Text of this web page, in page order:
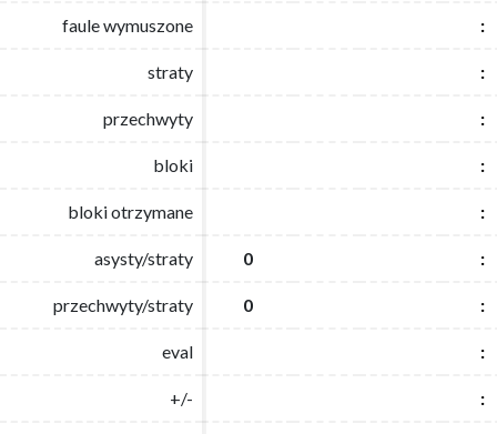
faule wymuszone :
straty :
przechwyty :
bloki :
bloki otrzymane :
asysty/straty 0 :
przechwyty/straty 0 :
eval :
+/- :
faule wymuszone :
straty :
przechwyty :
bloki :
bloki otrzymane :
asysty/straty 0 :
przechwyty/straty 0 :
eval :
+/- :